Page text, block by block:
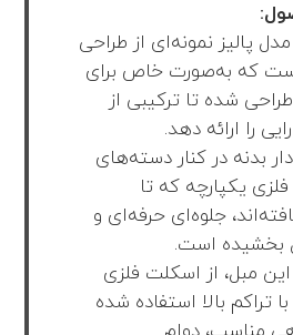
پالیز نمونه‌ای از طراحی
که به‌صورت خاص برای
شده تا ترکیبی از
را ارائه دهد.
بدنه در کنار دسته‌های
یکپارچه‌ که تا
جلوه‌ای حرفه‌ای و
بخشیده است.
مبل، از اسکلت فلزی
تراکم بالا استفاده شده